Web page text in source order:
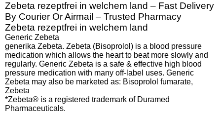
Zebeta rezeptfrei in welchem land – Fast Delivery
By Courier Or Airmail – Trusted Pharmacy
Zebeta rezeptfrei in welchem land
Generic Zebeta
generika Zebeta. Zebeta (Bisoprolol) is a blood pressure
medication which allows the heart to beat more slowly and
regularly. Generic Zebeta is a safe & effective high blood
pressure medication with many off-label uses. Generic
Zebeta may also be marketed as: Bisoprolol fumarate,
Zebeta
*Zebeta® is a registered trademark of Duramed
Pharmaceuticals.